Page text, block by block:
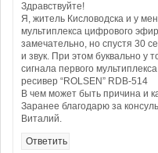
Здравствуйте!
Я, житель Кисловодска и у
мультиплекса цифрового
замечательно, но спустя 30
и звук. При этом буквально у
сигнала первого
ресивер “ROLSEN” RDB-514
В чем может быть причина и
Заранее благодарю за
Виталий.
Ответить